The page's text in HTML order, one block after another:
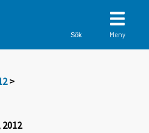
Sök Meny
>